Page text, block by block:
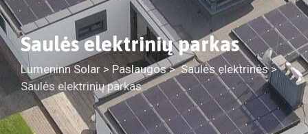
Saulės elektrinių parkas
Lumeninn Solar > Paslaugos>Saulės elektrinės>
Saulės elektrinių parkas